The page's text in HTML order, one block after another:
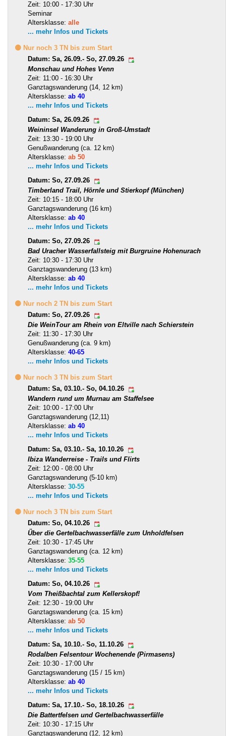
Zeit: 10:00 - 17:30 Uhr
Seminar
Altersklasse: alle
... mehr Infos und Tickets
🟡 Nur noch 3 TN bis zum Start
Datum: Sa, 26.09.- So, 27.09.26
Monschau und Hohes Venn
Zeit: 11:00 - 16:30 Uhr
Ganztagswanderung (14, 12 km)
Altersklasse: ab 40
... mehr Infos und Tickets
Datum: Sa, 26.09.26
Weininsel Wanderung in Groß-Umstadt
Zeit: 13:30 - 19:00 Uhr
Genußwanderung (ca. 12 km)
Altersklasse: ab 50
... mehr Infos und Tickets
Datum: So, 27.09.26
Timberland Trail, Hörnle und Stierkopf (München)
Zeit: 10:15 - 18:00 Uhr
Ganztagswanderung (16 km)
Altersklasse: ab 40
... mehr Infos und Tickets
Datum: So, 27.09.26
Bad Uracher Wasserfallsteig mit Burgruine Hohenurach
Zeit: 10:30 - 17:30 Uhr
Ganztagswanderung (13 km)
Altersklasse: ab 40
... mehr Infos und Tickets
🟡 Nur noch 2 TN bis zum Start
Datum: So, 27.09.26
Die WeinTour am Rhein von Eltville nach Schierstein
Zeit: 11:30 - 17:30 Uhr
Genußwanderung (ca. 9 km)
Altersklasse: 40-65
... mehr Infos und Tickets
🟡 Nur noch 3 TN bis zum Start
Datum: Sa, 03.10.- So, 04.10.26
Wandern rund um Murnau am Staffelsee
Zeit: 10:00 - 17:00 Uhr
Ganztagswanderung (12,11)
Altersklasse: ab 40
... mehr Infos und Tickets
Datum: Sa, 03.10.- Sa, 10.10.26
Ibiza Wanderreise - Trails und Flirts
Zeit: 12:00 - 08:00 Uhr
Ganztagswanderung (5-10 km)
Altersklasse: 30-55
... mehr Infos und Tickets
🟡 Nur noch 3 TN bis zum Start
Datum: So, 04.10.26
Über die Gertelbachwasserfälle zum Unholdfelsen
Zeit: 10:30 - 17:45 Uhr
Ganztagswanderung (ca. 12 km)
Altersklasse: 35-55
... mehr Infos und Tickets
Datum: So, 04.10.26
Vom Theißbachtal zum Kellerskopf!
Zeit: 12:30 - 19:00 Uhr
Ganztagswanderung (ca. 15 km)
Altersklasse: ab 50
... mehr Infos und Tickets
Datum: Sa, 10.10.- So, 11.10.26
Rodalben Felsentour Wochenende (Pirmasens)
Zeit: 10:30 - 17:00 Uhr
Ganztagswanderung (15 / 15 km)
Altersklasse: ab 40
... mehr Infos und Tickets
Datum: Sa, 17.10.- So, 18.10.26
Die Battertfelsen und Gertelbachwasserfälle
Zeit: 10:30 - 17:15 Uhr
Ganztagswanderung (12, 12 km)